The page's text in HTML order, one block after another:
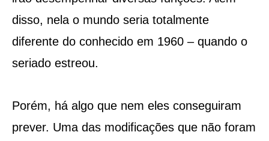
disso, nela o mundo seria totalmente
diferente do conhecido em 1960 – quando o
seriado estreou.
Porém, há algo que nem eles conseguiram
prever. Uma das modificações que não foram